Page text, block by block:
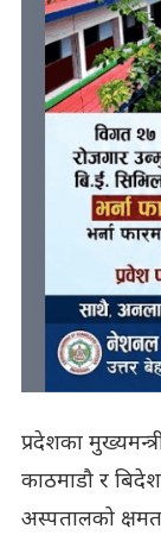
प्रदेशका
काठमाडौ र
अस्पतालको